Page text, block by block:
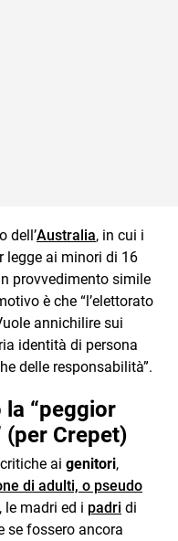
dell’Australia, in cui i
legge ai minori di 16
provvedimento simile
è che “l’elettorato
annichilire sui
identità di persona
delle responsabilità”.
“peggior
(per Crepet)
ai genitori,
di adulti, o pseudo
le madri ed i padri di
se fossero ancora